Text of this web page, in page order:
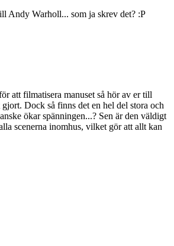
Andy Warholl... som ja skrev det? :P
att filmatisera manuset så hör av er till
Dock så finns det en hel del stora och
ökar spänningen...? Sen är den väldigt
scenerna inomhus, vilket gör att allt kan